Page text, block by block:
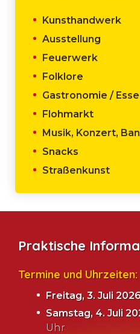
Kunsthandwerk
Ausstellung
Feuerwerk
Folklore
Gastronomie /
Flohmarkt
Musik, Konzert,
Snacks
Straßenkunst
Praktische
Termine und Uhrzeiten:
Freitag, 3. Juli
Samstag, 4. Juli
Uhr